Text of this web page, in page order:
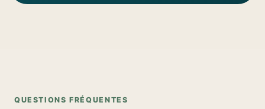
QUESTIONS FRÉQUENTES